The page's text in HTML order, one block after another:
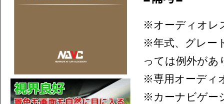
※オーディオレ
※年式、グレー
っては例外があ
※専用オーディ
※カーナビゲー